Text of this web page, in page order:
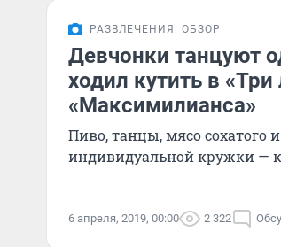
РАЗВЛЕЧЕНИЯ ОБЗОР
Девчонки танцуют
ходил кутить в
«Максимилианса»
Пиво, танцы, мясо сохатого
индивидуальной кружки —
6 апреля, 2019, 00:00 2 322